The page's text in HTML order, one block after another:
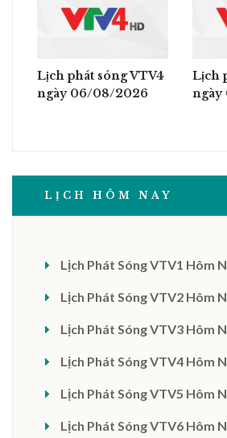
Lịch phát sóng VTV4
ngày 06/08/2026
Lịch
LỊCH HÔM NAY
Lịch Phát Sóng VTV1 Hôm
Lịch Phát Sóng VTV2 Hôm
Lịch Phát Sóng VTV3 Hôm
Lịch Phát Sóng VTV4 Hôm
Lịch Phát Sóng VTV5 Hôm
Lịch Phát Sóng VTV6 Hôm